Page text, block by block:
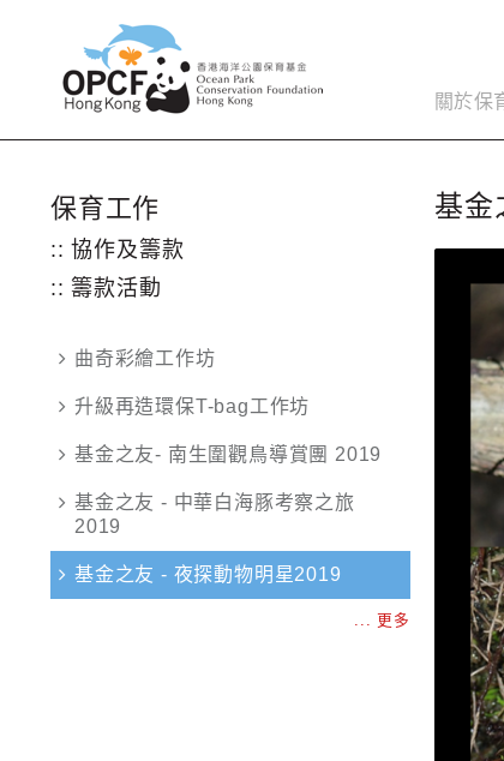
關於保
保育工作
:: 協作及籌款
:: 籌款活動
曲奇彩繪工作坊
升級再造環保T-bag工作坊
基金之友- 南生圍觀鳥導賞團 2019
基金之友 - 中華白海豚考察之旅
2019
基金之友 - 夜探動物明星2019
... 更多
基金